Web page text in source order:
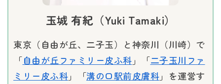
玉城 有紀（Yuki Tamaki）
東京（自由が丘、二子玉）と神奈川（川崎）で
「自由が丘ファミリー皮ふ科 」「二子玉川ファ
ミリー皮ふ科」「溝の口駅前皮膚科」を運営す